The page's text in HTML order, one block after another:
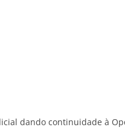
dando continuidade à